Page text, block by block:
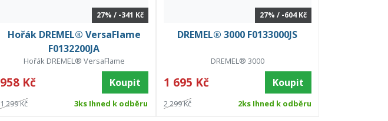
27% / -341 Kč
Hořák DREMEL® VersaFlame
F0132200JA
Hořák DREMEL® VersaFlame
958 Kč Koupit
1 299 Kč 3ks Ihned k odběru
27% / -604 Kč
DREMEL® 3000 F0133000JS
DREMEL® 3000
1 695 Kč Koupit
2 299 Kč 2ks Ihned k odběru